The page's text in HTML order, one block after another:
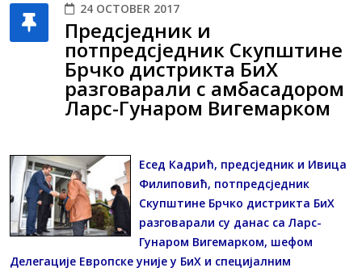
24 OCTOBER 2017
Предсједник и
потпредсједник Скупштине
Брчко дистрикта БиХ
разговарали с амбасадором
Ларс-Гунаром Вигемарком
Есед Кадрић, предсједник и Ивица
Филиповић, потпредсједник
Скупштине Брчко дистрикта БиХ
разговарали су данас са Ларс-
Гунаром Вигемарком, шефом
Делегације Европске уније у БиХ и специјалним